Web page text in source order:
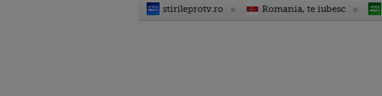
stirileprotv.ro Romania, te iubesc